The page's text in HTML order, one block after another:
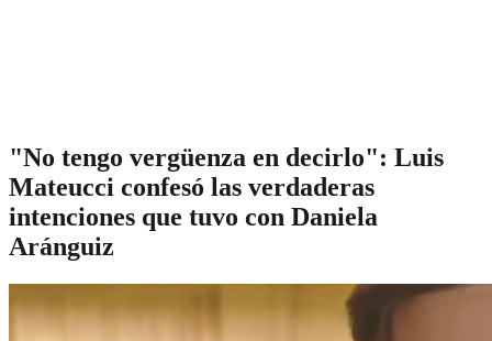
"No tengo vergüenza en decirlo": Luis
Mateucci confesó las verdaderas
intenciones que tuvo con Daniela
Aránguiz